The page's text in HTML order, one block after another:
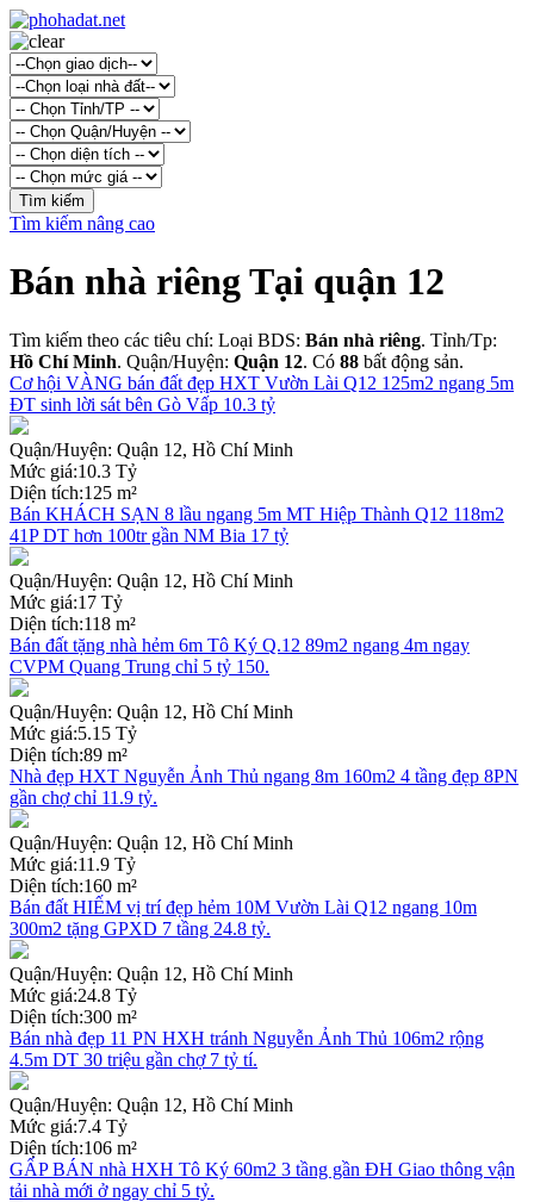
Tìm kiếm nâng cao
Bán nhà riêng Tại quận 12
Tìm kiếm theo các tiêu chí: Loại BDS: Bán nhà riêng. Tỉnh/Tp:
Hồ Chí Minh. Quận/Huyện: Quận 12. Có 88 bất động sản.
Cơ hội VÀNG bán đất đẹp HXT Vườn Lài Q12 125m2 ngang 5m
ĐT sinh lời sát bên Gò Vấp 10.3 tỷ
Quận/Huyện: Quận 12, Hồ Chí Minh
Mức giá:10.3 Tỷ
Diện tích:125 m²
Bán KHÁCH SẠN 8 lầu ngang 5m MT Hiệp Thành Q12 118m2
41P DT hơn 100tr gần NM Bia 17 tỷ
Quận/Huyện: Quận 12, Hồ Chí Minh
Mức giá:17 Tỷ
Diện tích:118 m²
Bán đất tặng nhà hẻm 6m Tô Ký Q.12 89m2 ngang 4m ngay
CVPM Quang Trung chỉ 5 tỷ 150.
Quận/Huyện: Quận 12, Hồ Chí Minh
Mức giá:5.15 Tỷ
Diện tích:89 m²
Nhà đẹp HXT Nguyễn Ảnh Thủ ngang 8m 160m2 4 tầng đẹp 8PN
gần chợ chỉ 11.9 tỷ.
Quận/Huyện: Quận 12, Hồ Chí Minh
Mức giá:11.9 Tỷ
Diện tích:160 m²
Bán đất HIẾM vị trí đẹp hẻm 10M Vườn Lài Q12 ngang 10m
300m2 tặng GPXD 7 tầng 24.8 tỷ.
Quận/Huyện: Quận 12, Hồ Chí Minh
Mức giá:24.8 Tỷ
Diện tích:300 m²
Bán nhà đẹp 11 PN HXH tránh Nguyễn Ảnh Thủ 106m2 rộng
4.5m DT 30 triệu gần chợ 7 tỷ tí.
Quận/Huyện: Quận 12, Hồ Chí Minh
Mức giá:7.4 Tỷ
Diện tích:106 m²
GẤP BÁN nhà HXH Tô Ký 60m2 3 tầng gần ĐH Giao thông vận
tải nhà mới ở ngay chỉ 5 tỷ.